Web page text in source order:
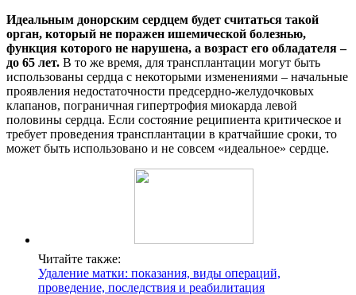
Идеальным донорским сердцем будет считаться такой
орган, который не поражен ишемической болезнью,
функция которого не нарушена, а возраст его обладателя –
до 65 лет. В то же время, для трансплантации могут быть
использованы сердца с некоторыми изменениями – начальные
проявления недостаточности предсердно-желудочковых
клапанов, пограничная гипертрофия миокарда левой
половины сердца. Если состояние реципиента критическое и
требует проведения трансплантации в кратчайшие сроки, то
может быть использовано и не совсем «идеальное» сердце.
Читайте также:
Удаление матки: показания, виды операций,
проведение, последствия и реабилитация